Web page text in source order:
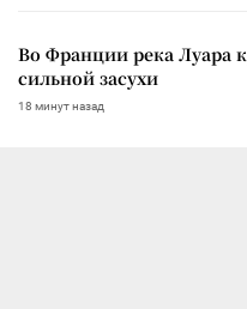
Во Франции река Луара
сильной засухи
18 минут назад